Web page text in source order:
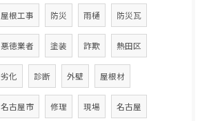
屋根工事 防災 雨樋 防災瓦
悪徳業者 塗装 詐欺 熱田区
劣化 診断 外壁 屋根材
名古屋市 修理 現場 名古屋